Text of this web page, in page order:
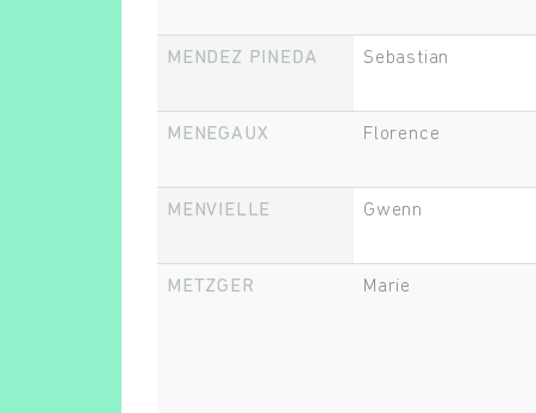
MENDEZ PINEDA Sebastian
MENEGAUX Florence
MENVIELLE Gwenn
METZGER Marie